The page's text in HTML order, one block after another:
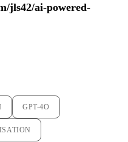
jls42/ai-powered-
GPT-4O